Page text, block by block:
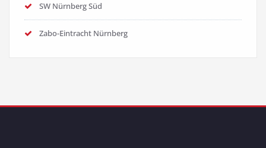
SW Nürnberg Süd
Zabo-Eintracht Nürnberg